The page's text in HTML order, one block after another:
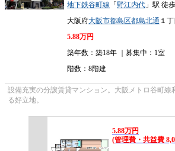
地下鉄谷町線 「 野江内代 」駅 徒
大阪府大阪市都島区都島北通 １丁
5.88万円
築年数：築18年 ｜募集中： 1室
階数：8階建
設備充実の分譲賃貸マンション。大阪メトロ谷町線
る好立地。
5.88万円
(管理費・共益費